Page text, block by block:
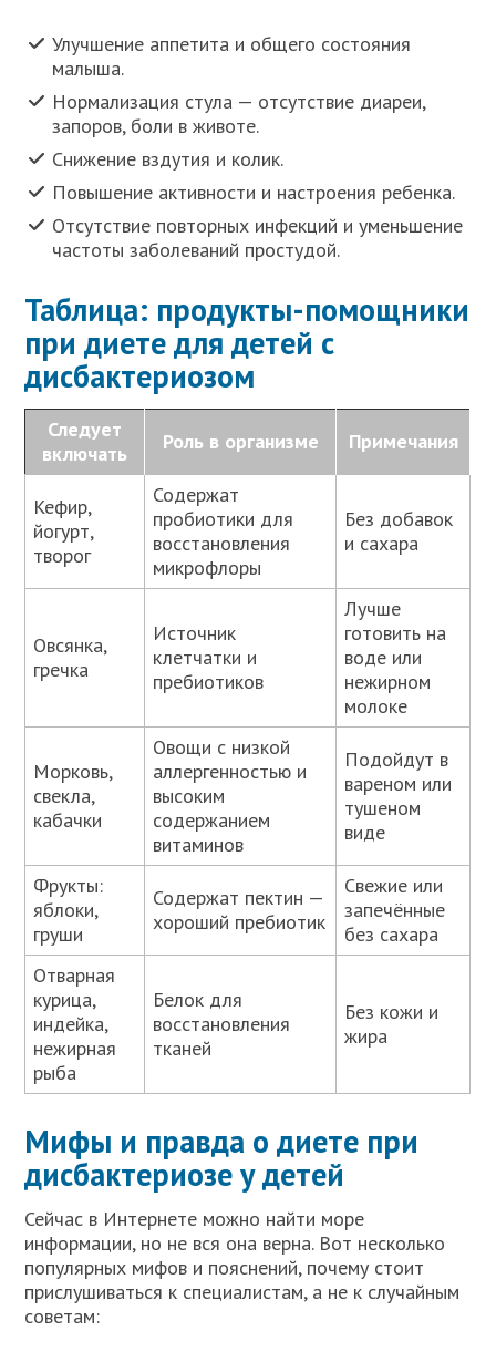
Улучшение аппетита и общего состояния
малыша.
Нормализация стула — отсутствие диареи,
запоров, боли в животе.
Снижение вздутия и колик.
Повышение активности и настроения ребенка.
Отсутствие повторных инфекций и уменьшение
частоты заболеваний простудой.
Таблица: продукты-помощники
при диете для детей с
дисбактериозом
Следует
включать
Роль в организме Примечания
Кефир,
йогурт,
творог
Содержат
пробиотики для
восстановления
микрофлоры
Без добавок
и сахара
Овсянка,
гречка
Источник
клетчатки и
пребиотиков
Лучше
готовить на
воде или
нежирном
молоке
Морковь,
свекла,
кабачки
Овощи с низкой
аллергенностью и
высоким
содержанием
витаминов
Подойдут в
вареном или
тушеном
виде
Фрукты:
яблоки,
груши
Содержат пектин —
хороший пребиотик
Свежие или
запечённые
без сахара
Отварная
курица,
индейка,
нежирная
рыба
Белок для
восстановления
тканей
Без кожи и
жира
Мифы и правда о диете при
дисбактериозе у детей
Сейчас в Интернете можно найти море
информации, но не вся она верна. Вот несколько
популярных мифов и пояснений, почему стоит
прислушиваться к специалистам, а не к случайным
советам: